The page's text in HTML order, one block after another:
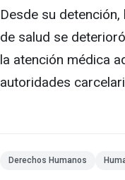
Desde su
de salud se
la atención médica
autoridades
Derechos Humanos